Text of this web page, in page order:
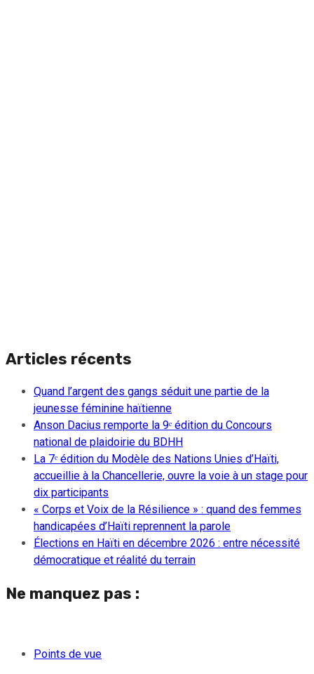
Articles récents
Quand l’argent des gangs séduit une partie de la
jeunesse féminine haïtienne
Anson Dacius remporte la 9ᵉ édition du Concours
national de plaidoirie du BDHH
La 7ᵉ édition du Modèle des Nations Unies d’Haïti,
accueillie à la Chancellerie, ouvre la voie à un stage pour
dix participants
« Corps et Voix de la Résilience » : quand des femmes
handicapées d’Haïti reprennent la parole
Élections en Haïti en décembre 2026 : entre nécessité
démocratique et réalité du terrain
Ne manquez pas :
Points de vue